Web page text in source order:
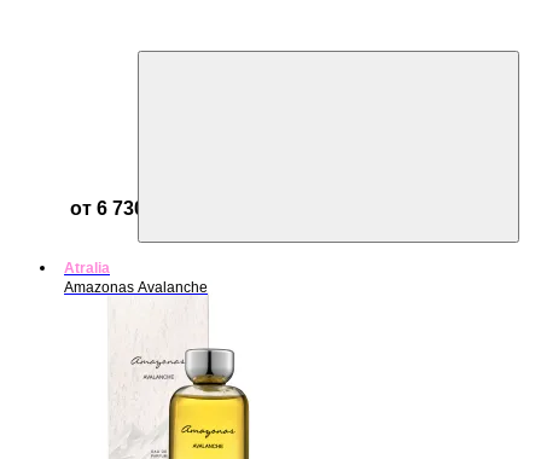
от 6 730 ₽
Atralia
Amazonas Avalanche